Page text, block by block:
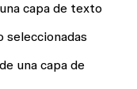
capa de texto
seleccionadas
una capa de